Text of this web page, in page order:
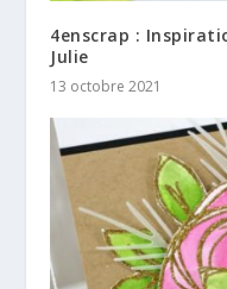
4enscrap :
Julie
13 octobre 2021